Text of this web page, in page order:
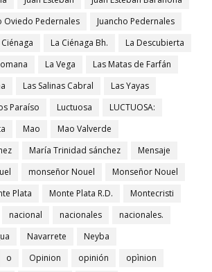
Oviedo Pedernales
Juancho Pedernales
Ciénaga La Ciénaga Bh.
La Descubierta
La Vega
Las Matas de Farfán
Las Salinas Cabral
Las Yayas
Paraíso Luctuosa
LUCTUOSA:
Mao
Mao Valverde
María Trinidad sánchez
Mensaje
monseñor Nouel
Monseñor Nouel
Plata Monte Plata R.D.
Montecristi
nacional nacionales
nacionales.
Navarrete
Neyba
o Opinion opinión
opìnion